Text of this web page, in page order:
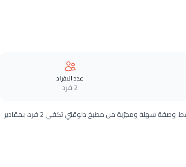
عدد الافراد
2 فرد
طريقة عمل فرايد رايس بالدجاج خطوة بخطوة بـ19 مكونات وفي 35 دقيقة فقط. وصفة سهلة ومجرّبة من مطبخ دلوقتي تكفي 2 فرد، بمقادير